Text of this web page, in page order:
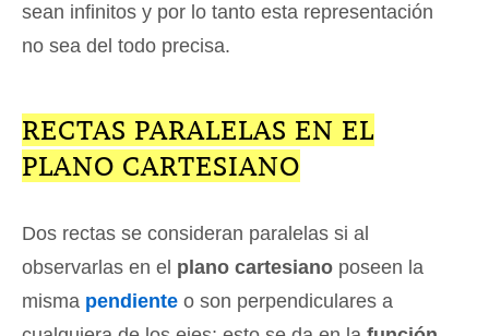
sean infinitos y por lo tanto esta representación
no sea del todo precisa.
RECTAS PARALELAS EN EL
PLANO CARTESIANO
Dos rectas se consideran paralelas si al
observarlas en el plano cartesiano poseen la
misma pendiente o son perpendiculares a